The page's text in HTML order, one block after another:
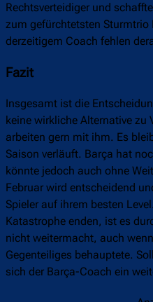
Rechtsverteidiger und
zum gefürchtetsten Sturmtrio
derzeitigem Coach fehlen
Fazit
Insgesamt ist die
keine wirkliche Alternative zu
arbeiten gern mit ihm. Es
Saison verläuft. Barça hat
könnte jedoch auch ohne
Februar wird entscheidend
Spieler auf ihrem besten
Katastrophe enden, ist es
nicht weitermacht, auch
Gegenteiliges behauptete.
sich der Barça-Coach ein